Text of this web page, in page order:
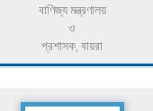
বাণিজ্য মন্ত্রণালয়
ও
প্রশাসক, বায়রা